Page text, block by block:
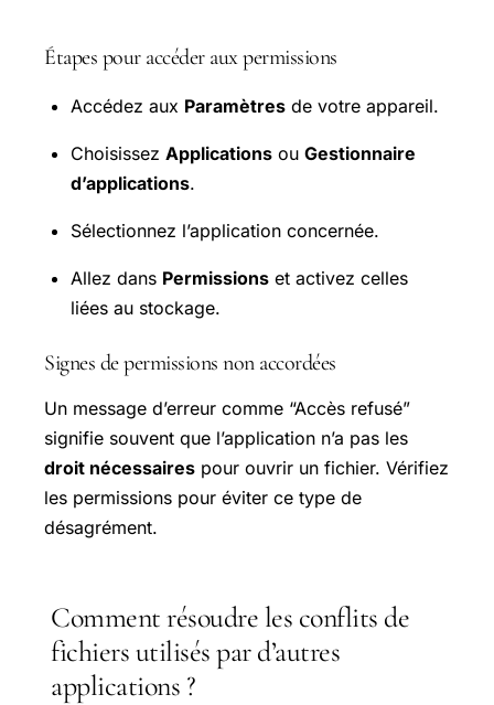
Étapes pour accéder aux permissions
Accédez aux Paramètres de votre appareil.
Choisissez Applications ou Gestionnaire
d’applications.
Sélectionnez l’application concernée.
Allez dans Permissions et activez celles
liées au stockage.
Signes de permissions non accordées
Un message d’erreur comme “Accès refusé”
signifie souvent que l’application n’a pas les
droit nécessaires pour ouvrir un fichier. Vérifiez
les permissions pour éviter ce type de
désagrément.
Comment résoudre les conflits de
fichiers utilisés par d’autres
applications ?